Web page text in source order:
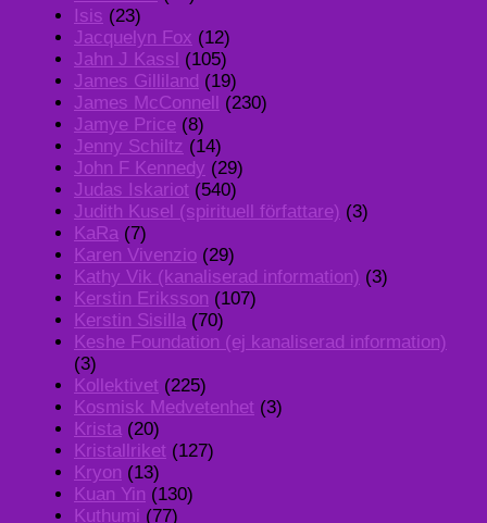
Isis (23)
Jacquelyn Fox (12)
Jahn J Kassl (105)
James Gilliland (19)
James McConnell (230)
Jamye Price (8)
Jenny Schiltz (14)
John F Kennedy (29)
Judas Iskariot (540)
Judith Kusel (spirituell författare) (3)
KaRa (7)
Karen Vivenzio (29)
Kathy Vik (kanaliserad information) (3)
Kerstin Eriksson (107)
Kerstin Sisilla (70)
Keshe Foundation (ej kanaliserad information)
(3)
Kollektivet (225)
Kosmisk Medvetenhet (3)
Krista (20)
Kristallriket (127)
Kryon (13)
Kuan Yin (130)
Kuthumi (77)